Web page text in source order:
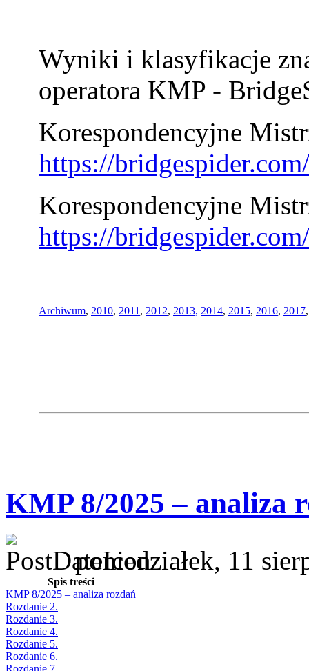
Wyniki i klasyfikacje
operatora KMP -
Korespondencyjne
https://
Korespondencyjne
https://
Archiwum, 2010, 2011 , 2012, 2013, 2014, 2015, 2016, 2017
KMP 8/2025 – analiza
poniedziałek, 11
Spis treści
KMP 8/2025 – analiza rozdań
Rozdanie 2.
Rozdanie 3.
Rozdanie 4.
Rozdanie 5.
Rozdanie 6.
Rozdanie 7.